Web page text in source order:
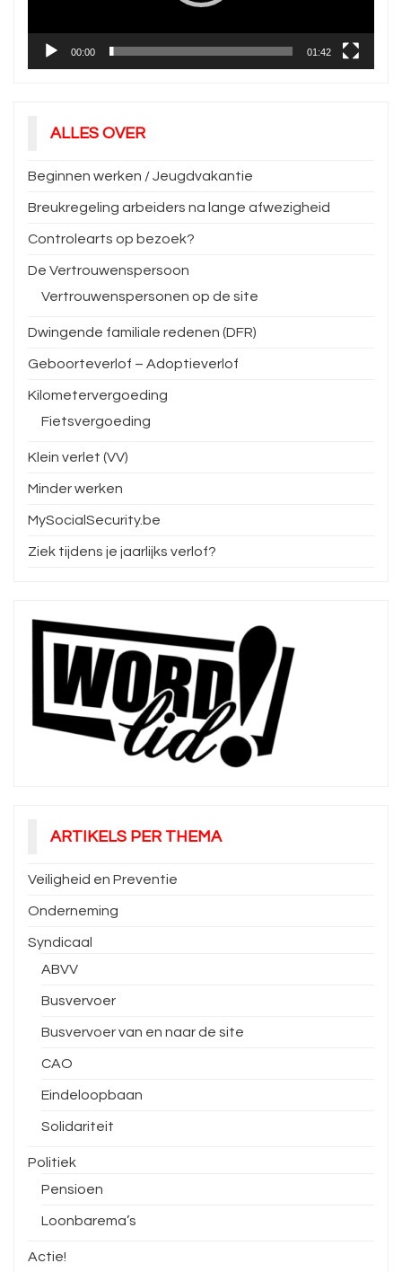
00:00 01:42
ALLES OVER
Beginnen werken / Jeugdvakantie
Breukregeling arbeiders na lange afwezigheid
Controlearts op bezoek?
De Vertrouwenspersoon
Vertrouwenspersonen op de site
Dwingende familiale redenen (DFR)
Geboorteverlof – Adoptieverlof
Kilometervergoeding
Fietsvergoeding
Klein verlet (VV)
Minder werken
MySocialSecurity.be
Ziek tijdens je jaarlijks verlof?
ARTIKELS PER THEMA
Veiligheid en Preventie
Onderneming
Syndicaal
ABVV
Busvervoer
Busvervoer van en naar de site
CAO
Eindeloopbaan
Solidariteit
Politiek
Pensioen
Loonbarema’s
Actie!